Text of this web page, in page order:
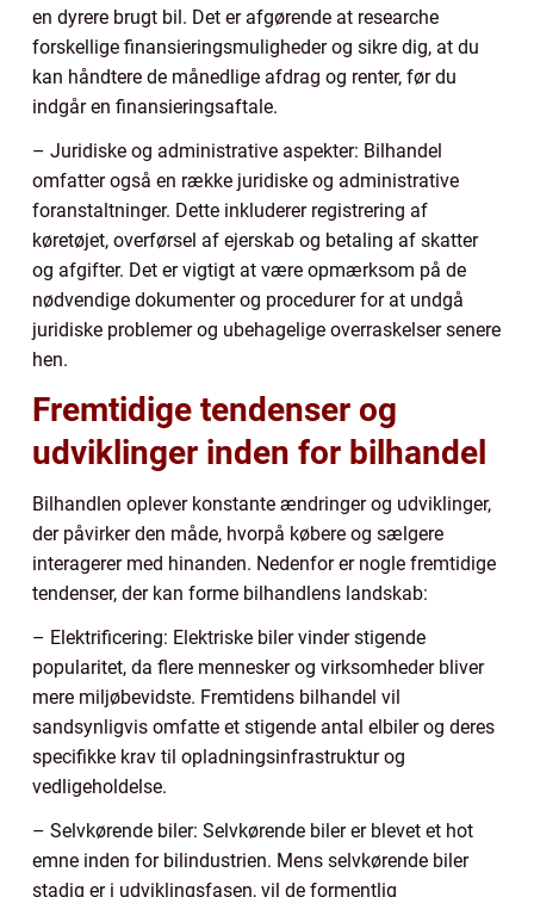
en dyrere brugt bil. Det er afgørende at researche
forskellige finansieringsmuligheder og sikre dig, at du
kan håndtere de månedlige afdrag og renter, før du
indgår en finansieringsaftale.
– Juridiske og administrative aspekter: Bilhandel
omfatter også en række juridiske og administrative
foranstaltninger. Dette inkluderer registrering af
køretøjet, overførsel af ejerskab og betaling af skatter
og afgifter. Det er vigtigt at være opmærksom på de
nødvendige dokumenter og procedurer for at undgå
juridiske problemer og ubehagelige overraskelser senere
hen.
Fremtidige tendenser og
udviklinger inden for bilhandel
Bilhandlen oplever konstante ændringer og udviklinger,
der påvirker den måde, hvorpå købere og sælgere
interagerer med hinanden. Nedenfor er nogle fremtidige
tendenser, der kan forme bilhandlens landskab:
– Elektrificering: Elektriske biler vinder stigende
popularitet, da flere mennesker og virksomheder bliver
mere miljøbevidste. Fremtidens bilhandel vil
sandsynligvis omfatte et stigende antal elbiler og deres
specifikke krav til opladningsinfrastruktur og
vedligeholdelse.
– Selvkørende biler: Selvkørende biler er blevet et hot
emne inden for bilindustrien. Mens selvkørende biler
stadig er i udviklingsfasen, vil de formentlig